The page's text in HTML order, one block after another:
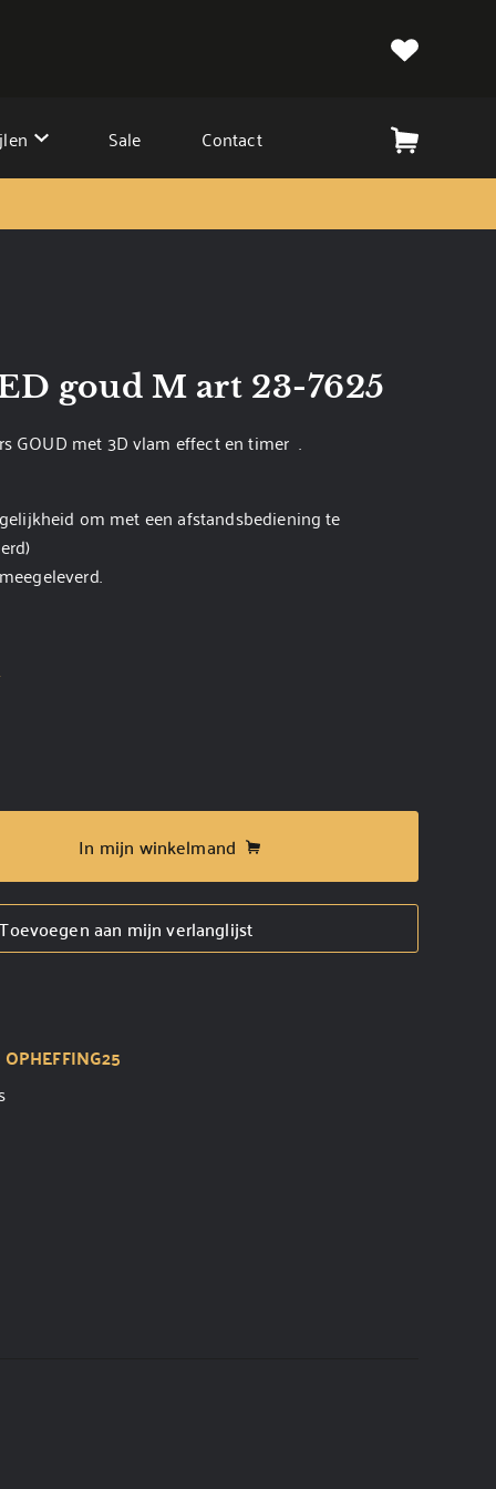
Sale Contact
goud M art 23-7625
GOUD met 3D vlam effect en timer .
om met een afstandsbediening te
In mijn winkelmand
Toevoegen aan mijn verlanglijst
OPHEFFING25